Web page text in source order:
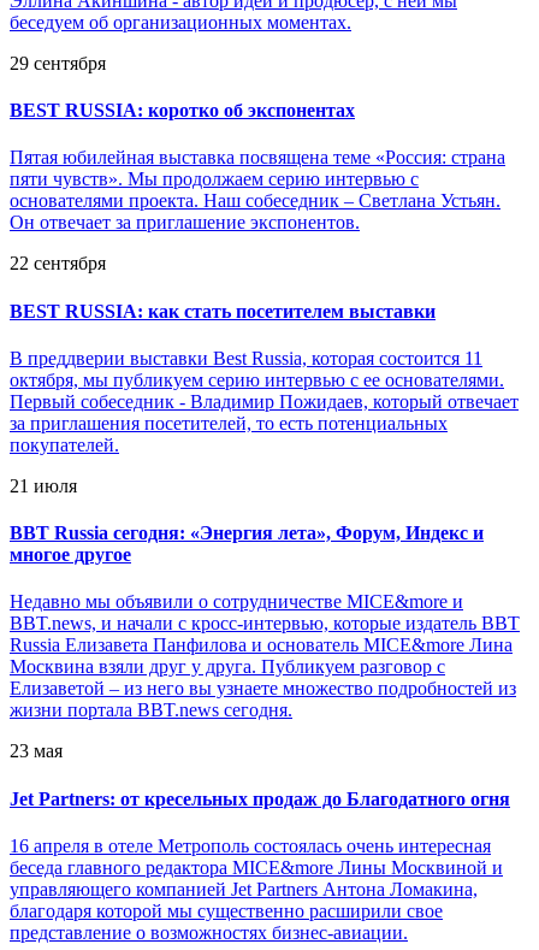
беседуем об организационных моментах.
29 сентября
BEST RUSSIA: коротко об экспонентах
Пятая юбилейная выставка посвящена теме «Россия: страна
пяти чувств». Мы продолжаем серию интервью с
основателями проекта. Наш собеседник – Светлана Устьян.
Он отвечает за приглашение экспонентов.
22 сентября
BEST RUSSIA: как стать посетителем выставки
В преддверии выставки Best Russia, которая состоится 11
октября, мы публикуем серию интервью с ее основателями.
Первый собеседник - Владимир Пожидаев, который отвечает
за приглашения посетителей, то есть потенциальных
покупателей.
21 июля
BBT Russia сегодня: «Энергия лета», Форум, Индекс и
многое другое
Недавно мы объявили о сотрудничестве MICE&more и
BBT.news, и начали с кросс-интервью, которые издатель BBT
Russia Елизавета Панфилова и основатель MICE&more Лина
Москвина взяли друг у друга. Публикуем разговор с
Елизаветой – из него вы узнаете множество подробностей из
жизни портала BBT.news сегодня.
23 мая
Jet Partners: от кресельных продаж до Благодатного огня
16 апреля в отеле Метрополь состоялась очень интересная
беседа главного редактора MICE&more Лины Москвиной и
управляющего компанией Jet Partners Антона Ломакина,
благодаря которой мы существенно расширили свое
представление о возможностях бизнес-авиации.